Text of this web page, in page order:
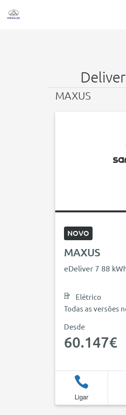
MAXUS
NOVO
MAXUS
eDeliver 7 88
Elétrico
Todas as versões
Desde
60.147€
Ligar